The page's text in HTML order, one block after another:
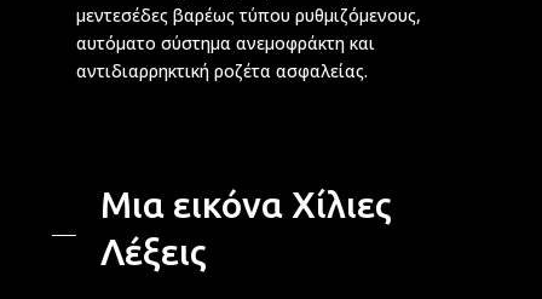
μεντεσέδες βαρέως τύπου ρυθμιζόμενους,
αυτόματο σύστημα ανεμοφράκτη και
αντιδιαρρηκτική ροζέτα ασφαλείας.
Μια εικόνα Χίλιες
Λέξεις